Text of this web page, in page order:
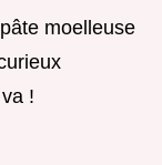
moelleuse
!